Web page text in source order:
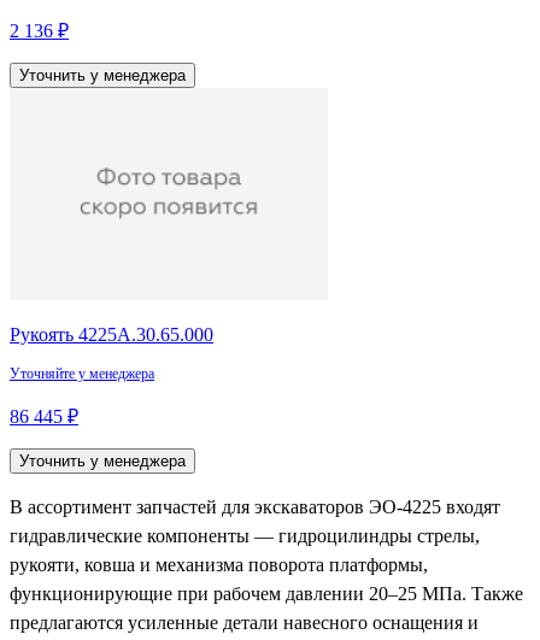
2 136 ₽
Уточнить у менеджера
Рукоять 4225А.30.65.000
Уточняйте у менеджера
86 445 ₽
Уточнить у менеджера
В ассортимент запчастей для экскаваторов ЭО-4225 входят
гидравлические компоненты — гидроцилиндры стрелы,
рукояти, ковша и механизма поворота платформы,
функционирующие при рабочем давлении 20–25 МПа. Также
предлагаются усиленные детали навесного оснащения и